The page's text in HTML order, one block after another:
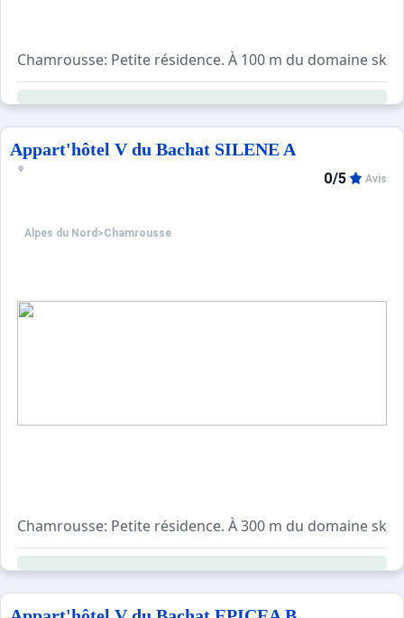
Chamrousse: Petite résidence. À 100 m du domaine
Appart'hôtel V du Bachat SILENE A
Alpes du Nord >Chamrousse
0/5 Avis
Chamrousse: Petite résidence. À 300 m du domaine